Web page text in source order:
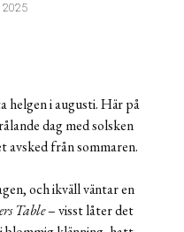
2025
helgen i augusti. Här på
dag med solsken
från sommaren.
och ikväll väntar en
Table– visst låter det